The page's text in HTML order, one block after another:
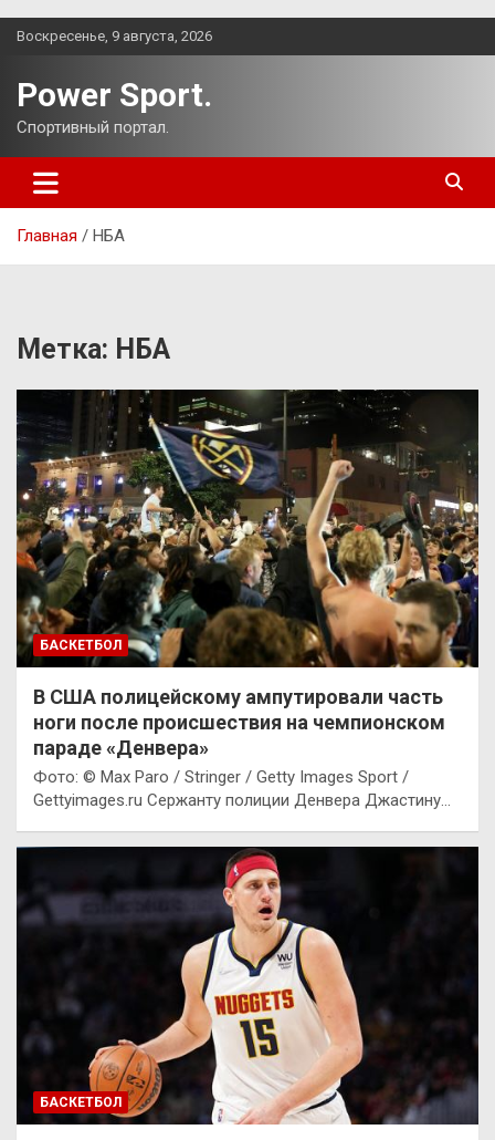
Перейти
Воскресенье, 9 августа, 2026
Power Sport.
Спортивный портал.
Главная НБА
Метка: НБА
БАСКЕТБОЛ
В США полицейскому ампутировали часть
ноги после происшествия на чемпионском
параде «Денвера»
Фото: © Max Paro / Stringer / Getty Images Sport /
Gettyimages.ru Сержанту полиции Денвера Джастину…
БАСКЕТБОЛ